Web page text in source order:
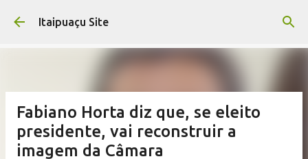
Pular para o conteúdo principal
Itaipuaçu Site
Fabiano Horta diz que, se eleito
presidente, vai reconstruir a
imagem da Câmara